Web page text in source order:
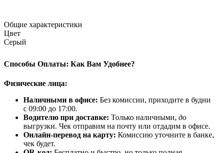
Общие характеристики
Цвет
Серый
Способы Оплаты: Как Вам Удобнее?
Физические лица:
Наличными в офисе: Без комиссии, приходите в будни
с 09:00 до 17:00.
Водителю при доставке: Только наличными, до
выгрузки. Чек отправим на почту или отдадим в офисе.
Онлайн-перевод на карту: Комиссию уточните в банке,
чек будет.